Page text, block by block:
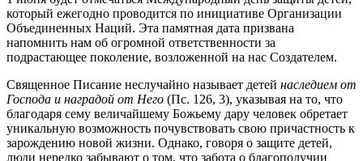
который ежегодно проводится по инициативе Организации
Объединенных Наций. Эта памятная дата призвана
напомнить нам об огромной ответственности за
подрастающее поколение, возложенной на нас Создателем.
Священное Писание неслучайно называет детей наследием от
Господа и наградой от Него (Пс. 126, 3), указывая на то, что
благодаря сему величайшему Божьему дару человек обретает
уникальную возможность почувствовать свою причастность к
зарождению новой жизни. Однако, говоря о защите детей,
люди нередко забывают о том, что забота о благополучии